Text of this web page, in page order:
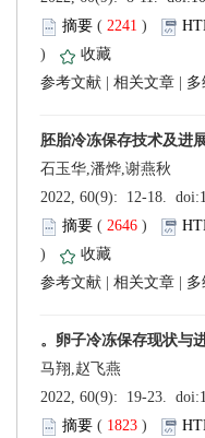
( )
)
( )
)
( )